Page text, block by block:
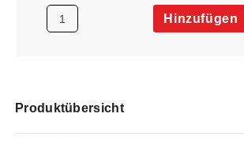
Hinzufügen
Produktübersicht